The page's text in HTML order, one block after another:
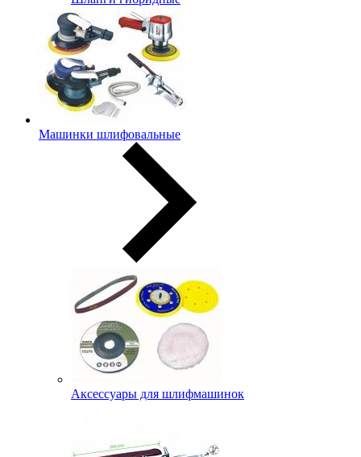
Машинки шлифовальные
Аксессуары для шлифмашинок